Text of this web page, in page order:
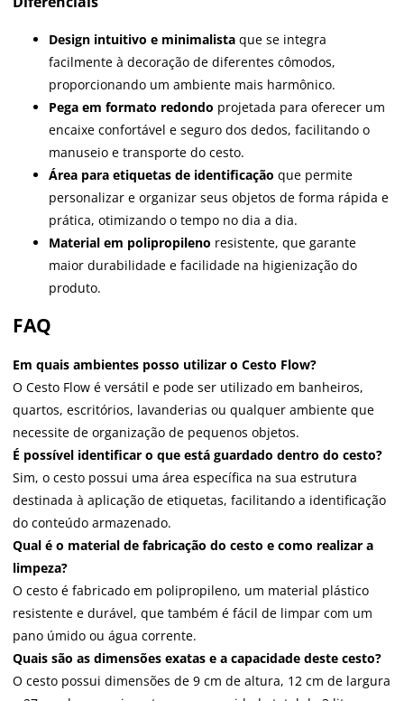
Design intuitivo e minimalista que se integra
facilmente à decoração de diferentes cômodos,
proporcionando um ambiente mais harmônico.
Pega em formato redondo projetada para oferecer um
encaixe confortável e seguro dos dedos, facilitando o
manuseio e transporte do cesto.
Área para etiquetas de identificação que permite
personalizar e organizar seus objetos de forma rápida e
prática, otimizando o tempo no dia a dia.
Material em polipropileno resistente, que garante
maior durabilidade e facilidade na higienização do
produto.
FAQ
Em quais ambientes posso utilizar o Cesto Flow?
O Cesto Flow é versátil e pode ser utilizado em banheiros,
quartos, escritórios, lavanderias ou qualquer ambiente que
necessite de organização de pequenos objetos.
É possível identificar o que está guardado dentro do cesto?
Sim, o cesto possui uma área específica na sua estrutura
destinada à aplicação de etiquetas, facilitando a identificação
do conteúdo armazenado.
Qual é o material de fabricação do cesto e como realizar a
limpeza?
O cesto é fabricado em polipropileno, um material plástico
resistente e durável, que também é fácil de limpar com um
pano úmido ou água corrente.
Quais são as dimensões exatas e a capacidade deste cesto?
O cesto possui dimensões de 9 cm de altura, 12 cm de largura